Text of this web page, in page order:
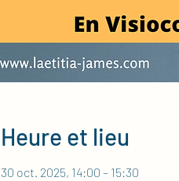
Heure et lieu
30 oct. 2025, 14:00 – 15:30